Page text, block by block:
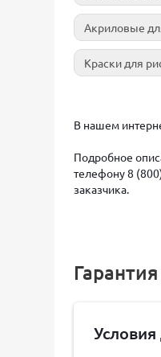
Акриловые
Краски для
В нашем
Подробное
телефону 8
заказчика.
Условия